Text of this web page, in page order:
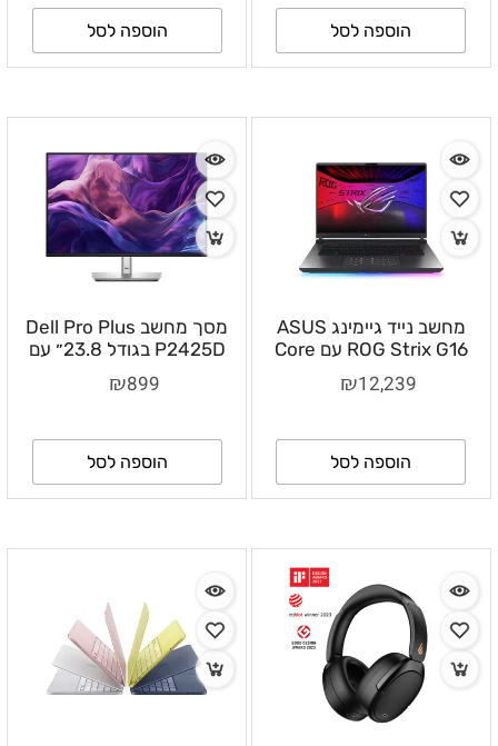
SU935W
הוספה לסל
T500MV-07240H005W
הוספה לסל
מחשב נייד גיימינג ASUS
ROG Strix G16 עם Core
G615LR-S5059
₪12,239
הוספה לסל
מסך מחשב Dell Pro Plus
P2425D בגודל 23.8״ עם
וקצב רענון 100Hz –
₪899
הוספה לסל